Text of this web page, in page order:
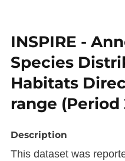
INSPIRE -
Species
Habitats
range (Period
Description
This dataset was